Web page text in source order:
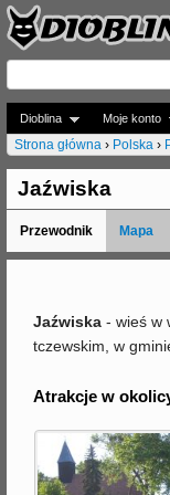
Dioblina Moje konto
J
e
s
Strona główna › Polska ›
Jaźwiska
Przewodnik Mapa
Jaźwiska - wieś w
tczewskim, w
Atrakcje w